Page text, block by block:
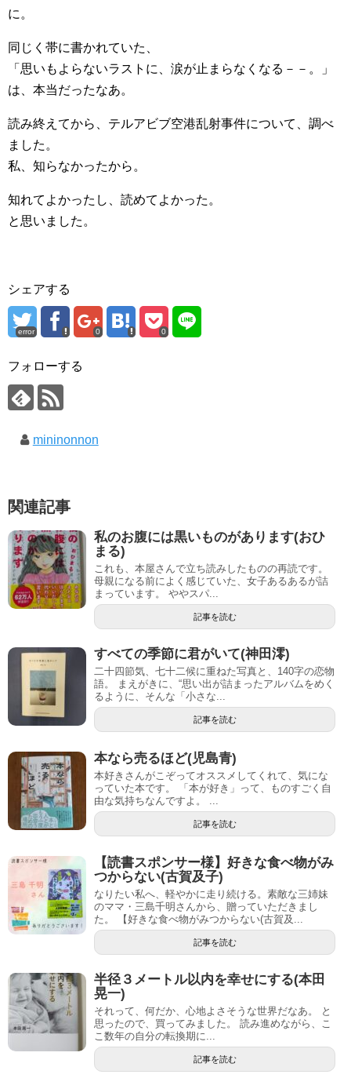
に。
同じく帯に書かれていた、
「思いもよらないラストに、涙が止まらなくなる－－。」
は、本当だったなあ。
読み終えてから、テルアビブ空港乱射事件について、調べ
ました。
私、知らなかったから。
知れてよかったし、読めてよかった。
と思いました。
シェアする
error 0 0
フォローする
mininonnon
関連記事
私のお腹には黒いものがあります(おひ
まる)
これも、本屋さんで立ち読みしたものの再読です。
母親になる前によく感じていた、女子あるあるが詰
まっています。 ややスパ...
記事を読む
すべての季節に君がいて(神田澪)
二十四節気、七十二候に重ねた写真と、140字の恋物
語。 まえがきに、“思い出が詰まったアルバムをめく
るように、そんな「小さな...
記事を読む
本なら売るほど(児島青)
本好きさんがこぞってオススメしてくれて、気にな
っていた本です。 「本が好き」って、ものすごく自
由な気持ちなんですよ。 ...
記事を読む
【読書スポンサー様】好きな食べ物がみ
つからない(古賀及子)
なりたい私へ、軽やかに走り続ける。素敵な三姉妹
のママ・三島千明さんから、贈っていただきまし
た。 【好きな食べ物がみつからない(古賀及...
記事を読む
半径３メートル以内を幸せにする(本田
晃一)
それって、何だか、心地よさそうな世界だなあ。 と
思ったので、買ってみました。 読み進めながら、こ
こ数年の自分の転換期に...
記事を読む